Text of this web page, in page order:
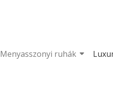
Menyasszonyi ruhák